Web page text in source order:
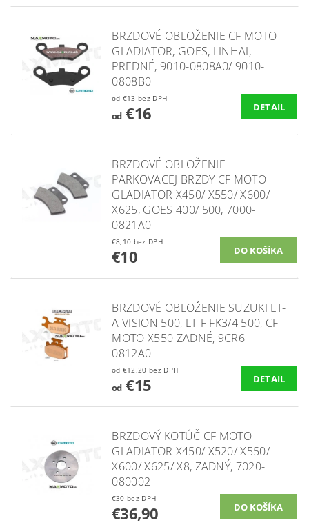
BRZDOVÉ OBLOŽENIE CF MOTO
GLADIATOR, GOES, LINHAI,
PREDNÉ, 9010-0808A0/ 9010-
0808B0
od €13 bez DPH
od€16 DETAIL
BRZDOVÉ OBLOŽENIE
PARKOVACEJ BRZDY CF MOTO
GLADIATOR X450/ X550/ X600/
X625, GOES 400/ 500, 7000-
0821A0
€8,10 bez DPH
€10
BRZDOVÉ OBLOŽENIE SUZUKI LT-
A VISION 500, LT-F FK3/4 500, CF
MOTO X550 ZADNÉ, 9CR6-
0812A0
od €12,20 bez DPH
od€15 DETAIL
BRZDOVÝ KOTÚČ CF MOTO
GLADIATOR X450/ X520/ X550/
X600/ X625/ X8, ZADNÝ, 7020-
080002
€30 bez DPH
€36,90